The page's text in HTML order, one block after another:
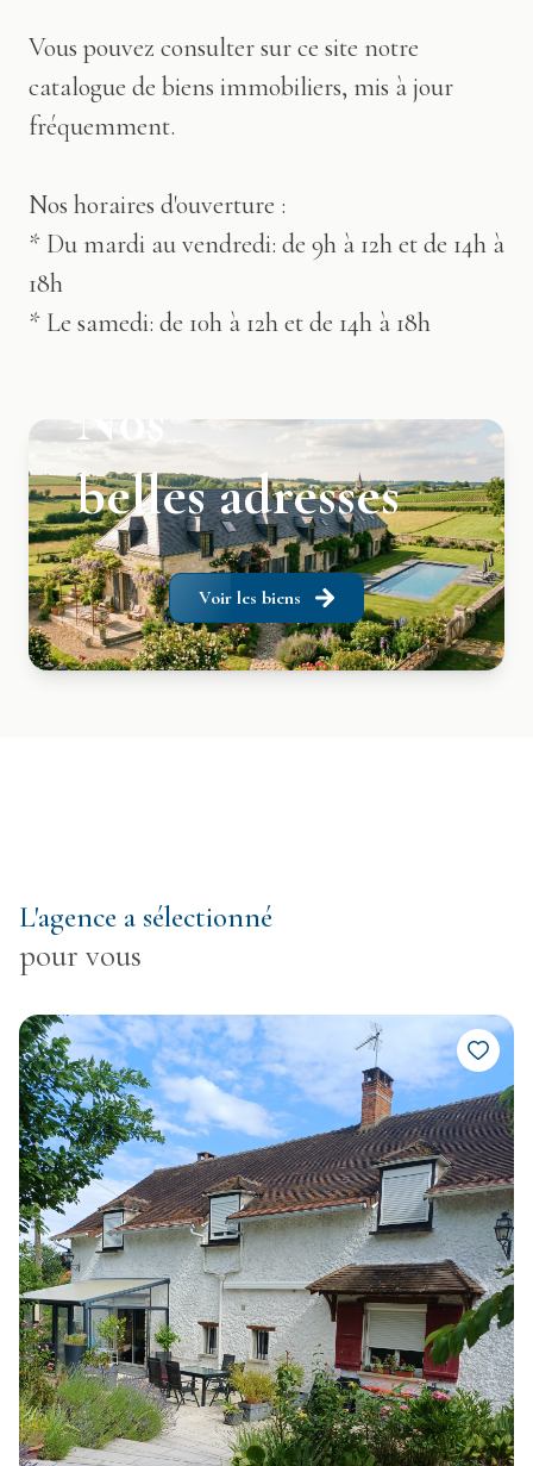
Nos
belles adresses
Voir les biens
Vous pouvez consulter sur ce site notre
catalogue de biens immobiliers, mis à jour
fréquemment.
Nos horaires d'ouverture :
* Du mardi au vendredi: de 9h à 12h et de 14h à
18h
* Le samedi: de 10h à 12h et de 14h à 18h
L'agence a sélectionné
pour vous